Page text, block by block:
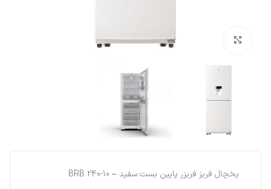
يخچال فريز فريزر پايين بست سفيد – 10-BRB 240